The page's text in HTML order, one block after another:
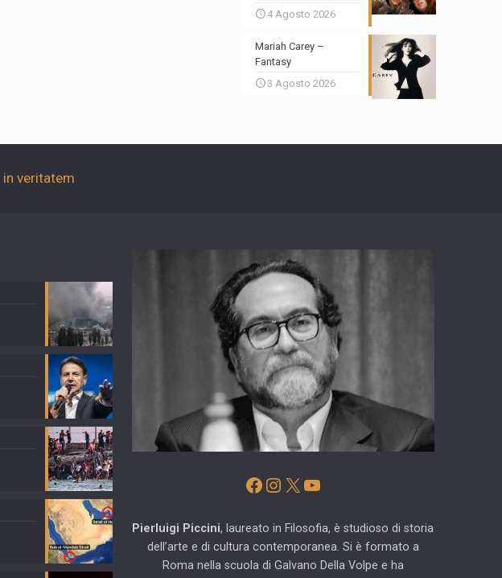
4 Agosto 2026
Mariah Carey –
Fantasy
3 Agosto 2026
in veritatem
Facebook
Instagram
X YouTube
Pierluigi Piccini, laureato in Filosofia, è studioso di storia
dell’arte e di cultura contemporanea. Si è formato a
Roma nella scuola di Galvano Della Volpe e ha